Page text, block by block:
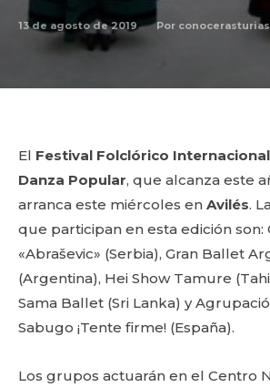
13 de agosto de 2019 Por conocerasturias
El Festival Folclórico
Danza Popular, que alcanza este
arranca este miércoles en Avilés.
que participan en esta edición
«Abraševic» (Serbia), Gran Ballet
(Argentina), Hei Show Tamure
Sama Ballet (Sri Lanka) y
Sabugo ¡Tente firme! (España).
Los grupos actuarán en el Centro